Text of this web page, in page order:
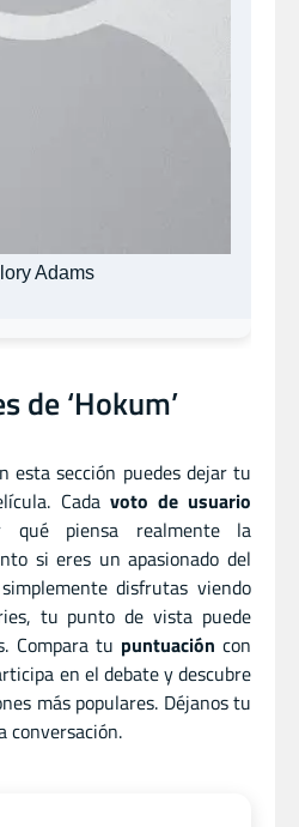
Adams
de ‘Hokum’
esta sección puedes dejar tu
Cada voto de usuario
qué piensa realmente la
si eres un apasionado del
disfrutas viendo
tu punto de vista puede
Compara tu puntuación con
en el debate y descubre
más populares. Déjanos tu
conversación.